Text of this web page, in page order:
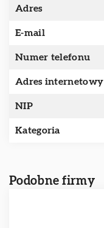
Adres
E-mail
Numer telefonu
Adres internetowy
NIP
Kategoria
Podobne firmy